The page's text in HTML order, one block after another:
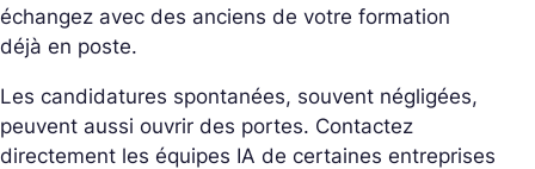
échangez avec des anciens de votre formation
déjà en poste.
Les candidatures spontanées, souvent négligées,
peuvent aussi ouvrir des portes. Contactez
directement les équipes IA de certaines entreprises